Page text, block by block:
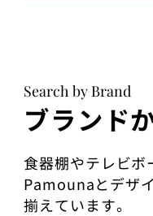
Search by Brand
ブランド
食器棚やテレビボ
Pamounaとデザ
揃えています。